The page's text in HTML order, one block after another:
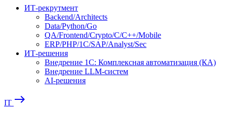
ИТ-рекрутмент
Backend/Architects
Data/Python/Go
QA/Frontend/Crypto/C/C++/Mobile
ERP/PHP/1C/SAP/Analyst/Sec
ИТ-решения
Внедрение 1С: Комплексная автоматизация (КА)
Внедрение LLM-систем
AI-решения
IT east